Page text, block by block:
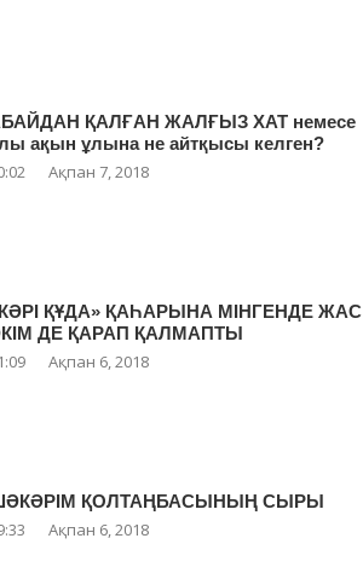
ҚАЛҒАН ЖАЛҒЫЗ ХАТ немесе
ақын ұлына не айтқысы келген?
Ақпан 7, 2018
ҚҰДА» ҚАҺАРЫНА МІНГЕНДЕ ЖАС
ДЕ ҚАРАП ҚАЛМАПТЫ
Ақпан 6, 2018
ҚОЛТАҢБАСЫНЫҢ СЫРЫ
Ақпан 6, 2018